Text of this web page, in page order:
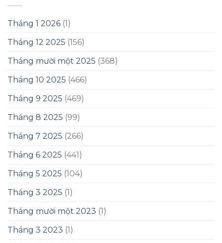
Tháng 1 2026 (1)
Tháng 12 2025 (156)
Tháng mười một 2025 (368)
Tháng 10 2025 (466)
Tháng 9 2025 (469)
Tháng 8 2025 (99)
Tháng 7 2025 (266)
Tháng 6 2025 (441)
Tháng 5 2025 (104)
Tháng 3 2025 (1)
Tháng mười một 2023 (1)
Tháng 3 2023 (1)